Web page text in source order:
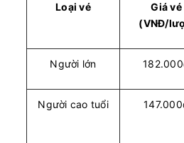
Loại vé
Giá vé
(VNĐ/
Người lớn
Người cao tuổi